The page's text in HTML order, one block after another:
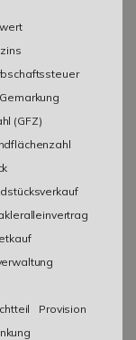
Gemarkung
(GFZ)
Provision